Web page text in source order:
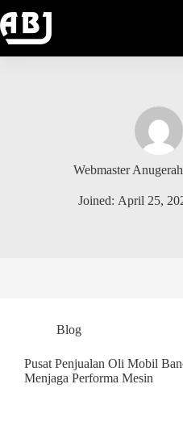
to
content
Webmaster
Joined: April 25,
Blog
Pusat Penjualan Oli Mobil
Menjaga Performa Mesin